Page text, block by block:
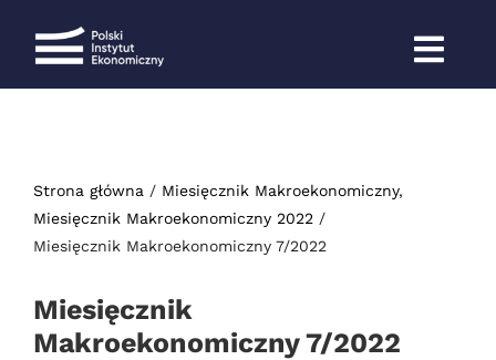
Strona główna
Miesięcznik Makroekonomiczny
Miesięcznik Makroekonomiczny 2022
Miesięcznik Makroekonomiczny 7/2022
Miesięcznik
Makroekonomiczny 7/2022